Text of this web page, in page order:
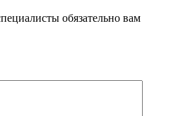
обязательно вам